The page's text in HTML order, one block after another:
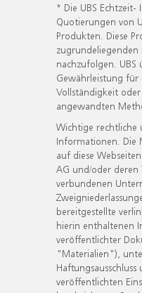
* Die UBS
Quotierungen von
Produkten. Diese
zugrundeliegenden
nachzufolgen.
Gewährleistung für
Vollständigkeit
angewandten
Wichtige rechtliche
Informationen. Die
auf diese
AG und/oder deren
verbundenen
bereitgestellte
hierin enthaltenen
veröffentlichter
"Materialien"),
veröffentlichten